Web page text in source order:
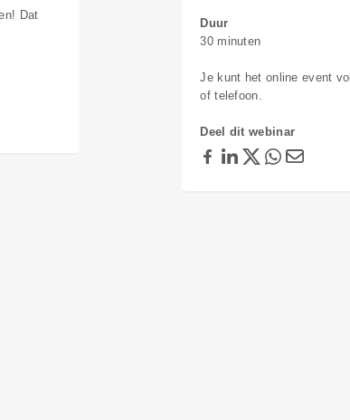
Dat
Duur
30 minuten
Je kunt het online event
of telefoon.
Deel dit webinar